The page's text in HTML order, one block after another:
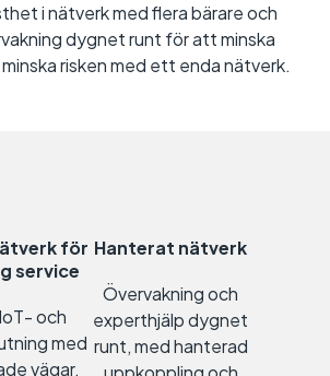
i nätverk med flera bärare och
dygnet runt för att minska
risken med ett enda nätverk.
för
service
och
med
vägar,
Hanterat nätverk
Övervakning och
experthjälp dygnet
runt, med hanterad